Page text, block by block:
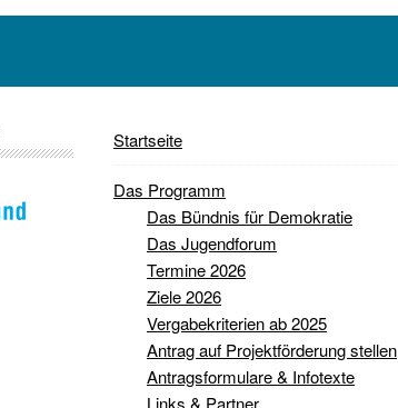
Startseite
Das Programm
Das Bündnis für Demokratie
Das Jugendforum
Termine 2026
Ziele 2026
Vergabekriterien ab 2025
Antrag auf Projektförderung stellen
Antragsformulare & Infotexte
Links & Partner